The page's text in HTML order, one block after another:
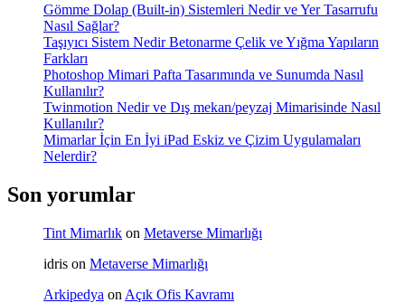
Gömme Dolap (Built-in) Sistemleri Nedir ve Yer Tasarrufu
Nasıl Sağlar?
Taşıyıcı Sistem Nedir Betonarme Çelik ve Yığma Yapıların
Farkları
Photoshop Mimari Pafta Tasarımında ve Sunumda Nasıl
Kullanılır?
Twinmotion Nedir ve Dış mekan/peyzaj Mimarisinde Nasıl
Kullanılır?
Mimarlar İçin En İyi iPad Eskiz ve Çizim Uygulamaları
Nelerdir?
Son yorumlar
Tint Mimarlık on Metaverse Mimarlığı
idris on Metaverse Mimarlığı
Arkipedya on Açık Ofis Kavramı